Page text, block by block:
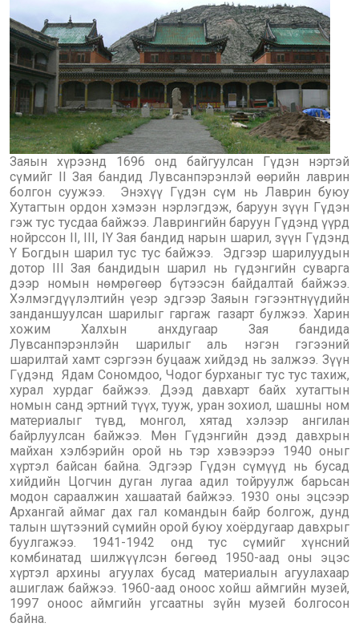
Заяын хүрээнд 1696 онд байгуулсан Гүдэн нэртэй
сүмийг II Зая бандид Лувсанпэрэнлэй өөрийн лаврин
болгон суужээ. Энэхүү Гүдэн сүм нь Лаврин буюу
Хутагтын ордон хэмээн нэрлэгдэж, баруун зүүн Гүдэн
гэж тус тусдаа байжээ. Лаврингийн баруун Гүдэнд үүрд
нойрссон II, III, IY Зая бандид нарын шарил, зүүн Гүдэнд
Y Богдын шарил тус тус байжээ. Эдгээр шарилуудын
дотор III Зая бандидын шарил нь гүдэнгийн суварга
дээр номын нөмрөгөөр бүтээсэн байдалтай байжээ.
Хэлмэгдүүлэлтийн үеэр эдгээр Заяын гэгээнтнүүдийн
занданшуулсан шарилыг гаргаж газарт булжээ. Харин
хожим Халхын анхдугаар Зая бандида
Лувсанпэрэнлэйн шарилыг аль нэгэн гэгээний
шарилтай хамт сэргээн буцааж хийдэд нь залжээ. Зүүн
Гүдэнд Ядам Сономдоо, Чодог бурханыг тус тус тахиж,
хурал хурдаг байжээ. Дээд давхарт байх хутагтын
номын санд эртний түүх, тууж, уран зохиол, шашны ном
материалыг түвд, монгол, хятад хэлээр ангилан
байрлуулсан байжээ. Мөн Гүдэнгийн дээд давхрын
майхан хэлбэрийн орой нь тэр хэвээрээ 1940 оныг
хүртэл байсан байна. Эдгээр Гүдэн сүмүүд нь бусад
хийдийн Цогчин дуган лугаа адил тойруулж барьсан
модон сараалжин хашаатай байжээ. 1930 оны эцсээр
Архангай аймаг дах гал командын байр болгож, дунд
талын шүтээний сүмийн орой буюу хоёрдугаар давхрыг
буулгажээ. 1941-1942 онд тус сүмийг хүнсний
комбинатад шилжүүлсэн бөгөөд 1950-аад оны эцэс
хүртэл архины агуулах бусад материалын агуулахаар
ашиглаж байжээ. 1960-аад оноос хойш аймгийн музей,
1997 оноос аймгийн угсаатны зүйн музей болгосон
байна.